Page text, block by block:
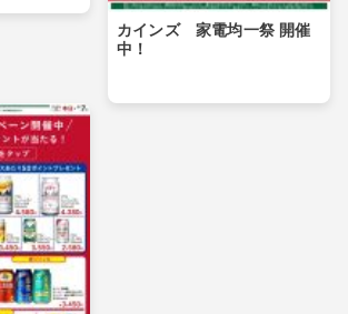
カインズ 家電均一祭 開催
中！